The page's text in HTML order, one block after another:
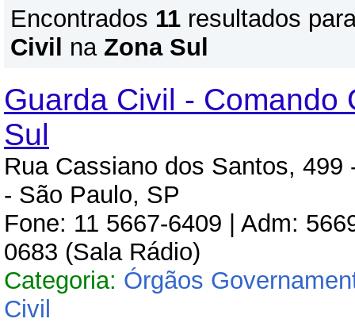
Encontrados 11 resultados
Civil
na Zona Sul
Guarda Civil - Comando
Sul
Rua Cassiano dos Santos, 499
- São Paulo, SP
Fone: 11 5667-6409 | Adm:
0683 (Sala Rádio)
Categoria: Órgãos
Civil